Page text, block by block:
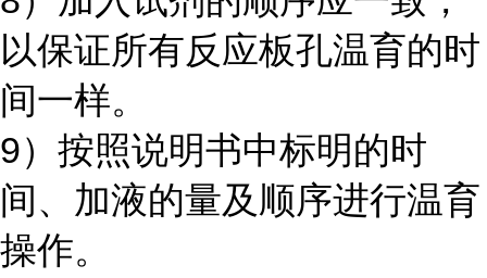
以保证所有反应板孔温育的时
间一样。
9）按照说明书中标明的时
间、加液的量及顺序进行温育
操作。